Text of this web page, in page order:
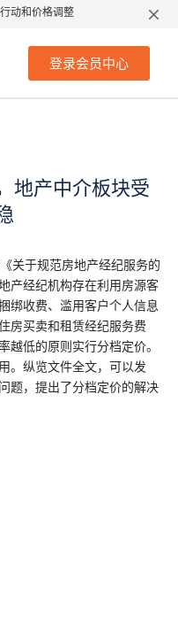
动和价格调整
序、良性发展
登录会员中心
建部重磅发文，地产中介板
地产中介板块受
关于规范房地产经纪服务的
产经纪机构存在利用房源客
绑收费、滥用客户个人信息
房买卖和租赁经纪服务费
越低的原则实行分档定价。
。纵览文件全文，可以发
题，提出了分档定价的解决